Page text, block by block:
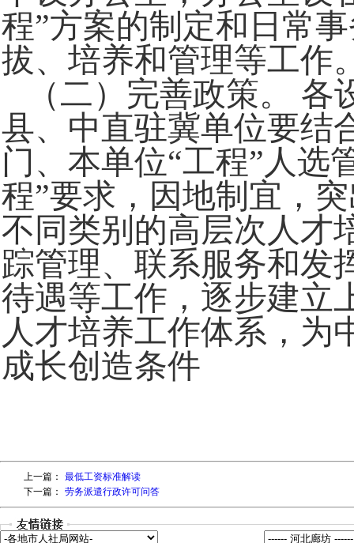
上一篇：
最低工资标准解读
下一篇：
劳务派遣行政许可问答